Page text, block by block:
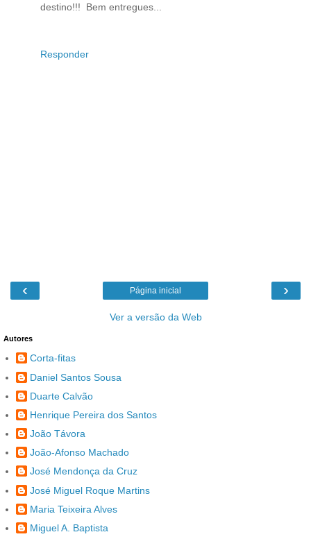
destino!!! Bem entregues...
Responder
‹ ›
Página inicial
Ver a versão da Web
Autores
Corta-fitas
Daniel Santos Sousa
Duarte Calvão
Henrique Pereira dos Santos
João Távora
João-Afonso Machado
José Mendonça da Cruz
José Miguel Roque Martins
Maria Teixeira Alves
Miguel A. Baptista